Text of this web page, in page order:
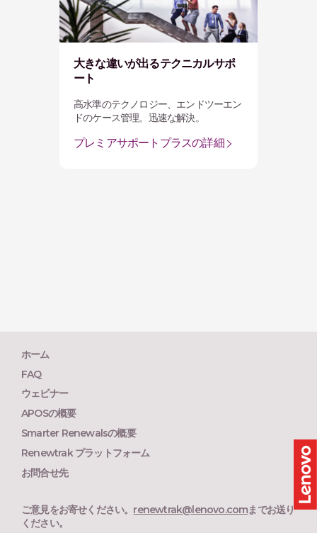
大きな違いが出るテクニカルサポ
ート
高水準のテクノロジー、エンドツーエン
ドのケース管理。迅速な解決。
プレミアサポートプラスの詳細
ホーム
FAQ
ウェビナー
APOSの概要
Smarter Renewalsの概要
Renewtrak プラットフォーム
お問合せ先
ご意見をお寄せください。 renewtrak@lenovo.comまでお送り
ください。